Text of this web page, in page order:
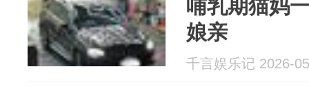
哺乳期猫妈
娘亲
千言娱乐记 2026-